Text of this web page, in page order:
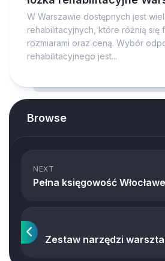
W Warszawie dostępnych jest
rehabilitacyjnych, które różnią się
rozmiarami oraz ceną. Wybór
rehabilitacyjnego jest...
Browse
NEXT
Pełna księgowość
Zestaw narzędzi